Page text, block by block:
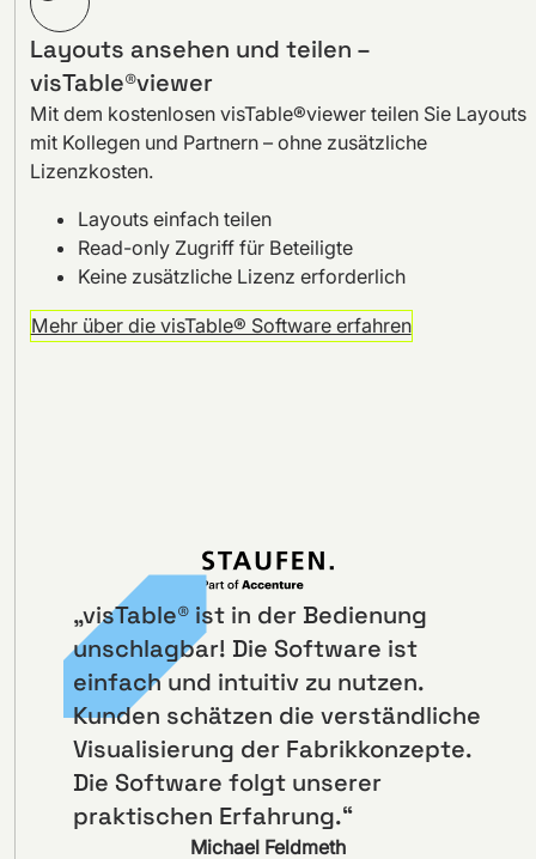
Layouts ansehen und teilen –
visTable®viewer
Mit dem kostenlosen visTable®viewer teilen Sie Layouts
mit Kollegen und Partnern – ohne zusätzliche
Lizenzkosten.
Layouts einfach teilen
Read-only Zugriff für Beteiligte
Keine zusätzliche Lizenz erforderlich
Mehr über die visTable® Software erfahren
„visTable® ist in der Bedienung
unschlagbar! Die Software ist
einfach und intuitiv zu nutzen.
Kunden schätzen die verständliche
Visualisierung der Fabrikkonzepte.
Die Software folgt unserer
praktischen Erfahrung.“
Michael Feldmeth